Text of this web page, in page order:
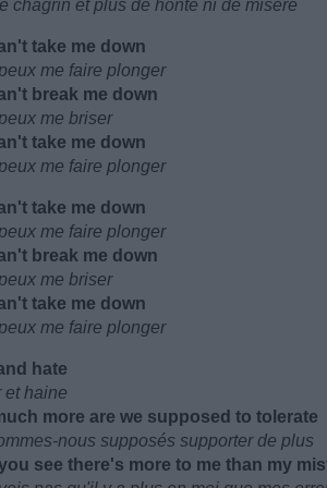
chagrin et plus de honte ni de misère
take me down
me faire plonger
break me down
me briser
take me down
me faire plonger
take me down
me faire plonger
break me down
me briser
take me down
me faire plonger
hate
et haine
more are we supposed to tolerate
nous supposés supporter de plus
see there's more to me than my